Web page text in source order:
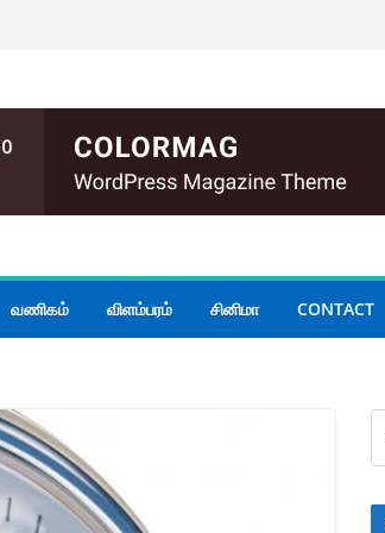
வணிகம் விளம்பரம் சினிமா CONTACT